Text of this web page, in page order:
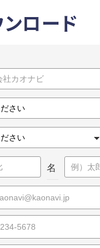
ロード
名